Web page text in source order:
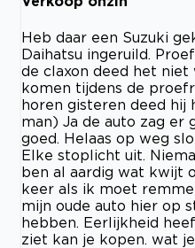
Heb daar een Suzuki
Daihatsu ingeruild.
de claxon deed het
komen tijdens de
horen gisteren deed hij
man) Ja de auto zag er
goed. Helaas op weg
Elke stoplicht uit.
ben al aardig wat kwijt
keer als ik moet
mijn oude auto hier op
hebben. Eerlijkheid
ziet kan je kopen. wat